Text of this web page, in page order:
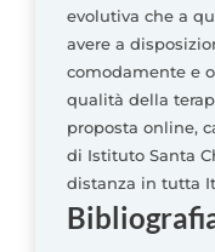
evolutiva che a
avere a
comodamente e
qualità della
proposta online,
di Istituto Santa
distanza in tutta